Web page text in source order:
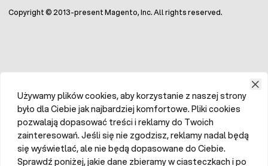
Copyright © 2013-present Magento, Inc. All rights reserved.
Używamy plików cookies, aby korzystanie z naszej strony
było dla Ciebie jak najbardziej komfortowe. Pliki cookies
pozwalają dopasować treści i reklamy do Twoich
zainteresowań. Jeśli się nie zgodzisz, reklamy nadal będą
się wyświetlać, ale nie będą dopasowane do Ciebie.
Sprawdź poniżej, jakie dane zbieramy w ciasteczkach i po